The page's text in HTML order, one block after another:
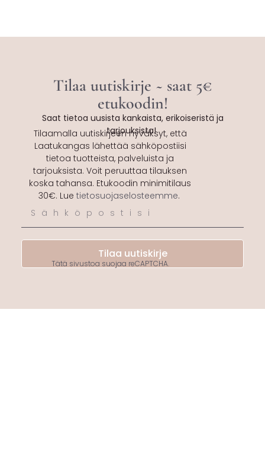
Tilaa uutiskirje ~ saat 5€
etukoodin!
Saat tietoa uusista kankaista, erikoiseristä ja
tarjouksista!
Tilaamalla uutiskirjeen hyväksyt, että
Laatukangas lähettää sähköpostiisi
tietoa tuotteista, palveluista ja
tarjouksista. Voit peruuttaa tilauksen
koska tahansa. Etukoodin minimitilaus
30€. Lue tietosuojaselosteemme.
Tilaa uutiskirje
Tätä sivustoa suojaa reCAPTCHA.